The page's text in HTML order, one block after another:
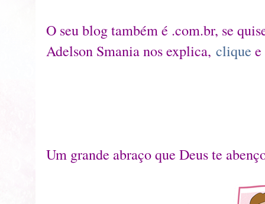
O seu blog também é .com.br, se
Adelson Smania nos explica, clique
Um grande abraço que Deus te